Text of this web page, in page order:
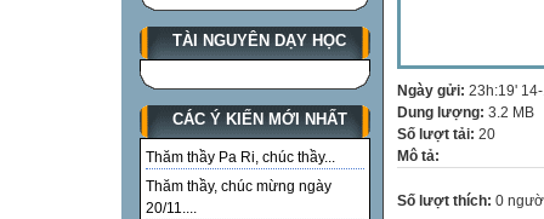
TÀI NGUYÊN DẠY HỌC
CÁC Ý KIẾN MỚI NHẤT
Thăm thầy Pa Ri, chúc thầy...
Thăm thầy, chúc mừng ngày
20/11....
Ngày gửi: 23h:19'
Dung lượng: 3.2 MB
Số lượt tải: 20
Mô tả:
Số lượt thích: 0